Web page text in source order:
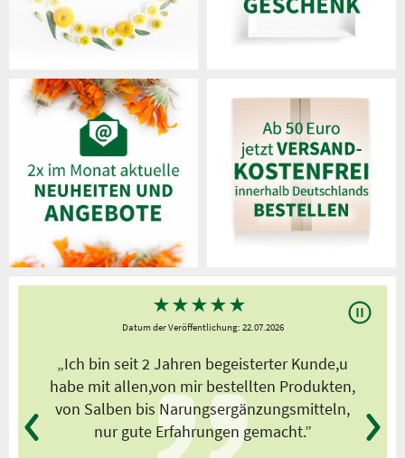
★★★★★
Datum der Veröffentlichung: 22.07.2026
„Ich bin seit 2 Jahren begeisterter Kunde,u
habe mit allen,von mir bestellten Produkten,
von Salben bis Narungsergänzungsmitteln,
nur gute Erfahrungen gemacht.”